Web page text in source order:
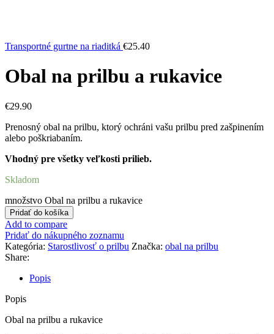
Transportné gurtne na riaditká €25.40
Obal na prilbu a rukavice
€29.90
Prenosný obal na prilbu, ktorý ochráni vašu prilbu pred zašpinením
alebo poškriabaním.
Vhodný pre všetky veľkosti prilieb.
Skladom
množstvo Obal na prilbu a rukavice
Pridať do košíka
Add to compare
Pridať do nákupného zoznamu
Kategória: Starostlivosť o prilbu Značka: obal na prilbu
Share:
Popis
Popis
Obal na prilbu a rukavice